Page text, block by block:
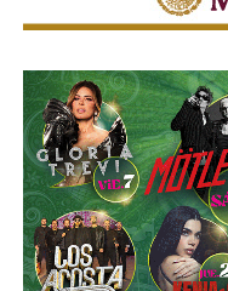
profunda
Ahora, lo que hace
arranque de valentía ni
Detrás de estos
operar una
diseñada para hacer lo
hacer todos los días
información,
seguridad vial.
La utilización de luces
y de elementos
la identificación de
demás conductores,
zonas con poca
reduzcan la visibilidad.